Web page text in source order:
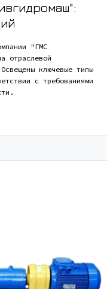
"ГМС
отраслевой
ключевые типы
с требованиями